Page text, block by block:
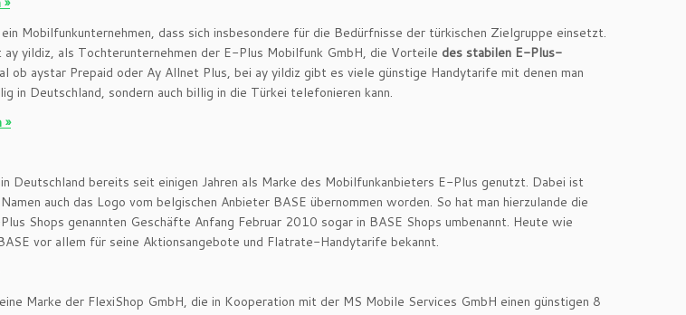
Mobilfunkunternehmen, dass sich insbesondere für die Bedürfnisse der türkischen Zielgruppe einsetzt.
ay yildiz, als Tochterunternehmen der E-Plus Mobilfunk GmbH, die Vorteile des stabilen E-Plus-
ob aystar Prepaid oder Ay Allnet Plus, bei ay yildiz gibt es viele günstige Handytarife mit denen man
in Deutschland, sondern auch billig in die Türkei telefonieren kann.
»
Deutschland bereits seit einigen Jahren als Marke des Mobilfunkanbieters E-Plus genutzt. Dabei ist
auch das Logo vom belgischen Anbieter BASE übernommen worden. So hat man hierzulande die
Shops genannten Geschäfte Anfang Februar 2010 sogar in BASE Shops umbenannt. Heute wie
vor allem für seine Aktionsangebote und Flatrate-Handytarife bekannt.
Marke der FlexiShop GmbH, die in Kooperation mit der MS Mobile Services GmbH einen günstigen 8